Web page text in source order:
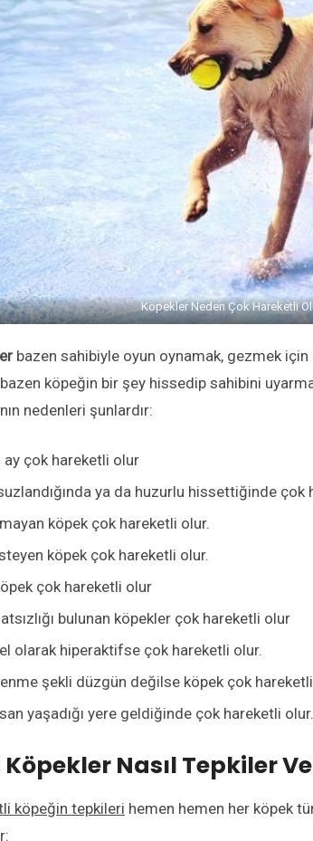
Köpekler Neden Çok Hareketli
bazen sahibiyle oyun oynamak, gezmek için
köpeğin bir şey hissedip sahibini
nedenleri şunlardır:
ay çok hareketli olur
ya da huzurlu hissettiğinde çok
köpek çok hareketli olur.
köpek çok hareketli olur.
çok hareketli olur
bulunan köpekler çok hareketli olur
olarak hiperaktifse çok hareketli olur.
şekli düzgün değilse köpek çok
yaşadığı yere geldiğinde çok hareketli olur.
Nasıl Tepkiler
köpeğin tepkileri hemen hemen her köpek